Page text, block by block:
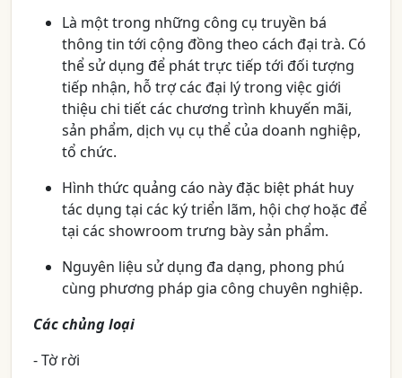
Là một trong những công cụ truyền bá
thông tin tới cộng đồng theo cách đại trà. Có
thể sử dụng để phát trực tiếp tới đối tượng
tiếp nhận, hỗ trợ các đại lý trong việc giới
thiệu chi tiết các chương trình khuyến mãi,
sản phẩm, dịch vụ cụ thể của doanh nghiệp,
tổ chức.
Hình thức quảng cáo này đặc biệt phát huy
tác dụng tại các ký triển lãm, hội chợ hoặc để
tại các showroom trưng bày sản phẩm.
Nguyên liệu sử dụng đa dạng, phong phú
cùng phương pháp gia công chuyên nghiệp.
Các chủng loại
- Tờ rời